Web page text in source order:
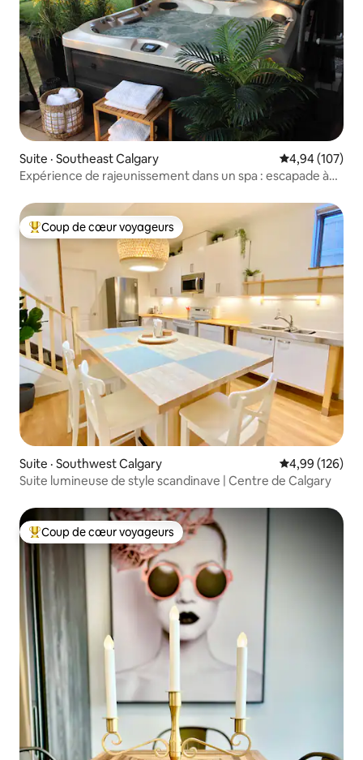
Suite · Southeast Calgary Note
4,94 (107)
Expérience de rajeunissement dans un spa : escapade à
Coup de cœur voyageurs parmi les plus aimés
Coup de cœur voyageurs
Suite · Southwest Calgary Note
4,99 (126)
Suite lumineuse de style scandinave | Centre de Calgary
Coup de cœur voyageurs parmi les plus aimés
Coup de cœur voyageurs